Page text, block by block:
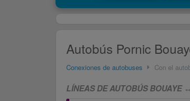
Autobús Pornic
Conexiones de autobuses Con el
LÍNEAS DE AUTOBÚS BOUAYE